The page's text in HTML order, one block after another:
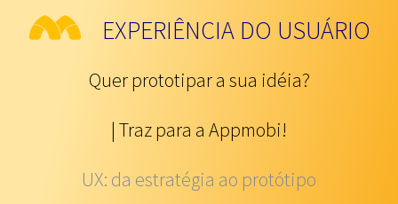
EXPERIÊNCIA DO USUÁRIO
Quer prototipar a sua idéia?
| Traz para a Appmobi!
UX: da estratégia ao protótipo